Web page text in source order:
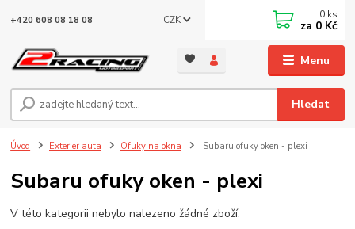
Menu
CZK
Hledat
+420 608 08 18 08 0 ks
za 0 Kč
Úvod Exterier auta Ofuky na okna Subaru ofuky oken - plexi
Subaru ofuky oken - plexi
V této kategorii nebylo nalezeno žádné zboží.